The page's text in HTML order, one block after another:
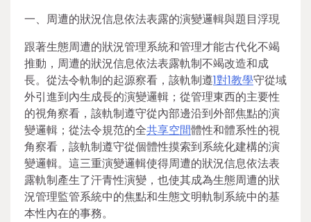
一、周遭的狀況信息依法表露的演變邏輯與題目浮現
跟著生態周遭的狀況管理系統和管理才能古代化不竭
推動，周遭的狀況信息依法表露軌制不竭改造和成
長。從法令軌制的起源察看，該軌制遵1對1教學守從域
外引進到內生成長的演變邏輯；從管理東西的主要性
的視角察看，該軌制遵守從內部邊沿到外部焦點的演
變邏輯；從法令規范的全共享空間體性和體系性的視
角察看，該軌制遵守從個體性摸索到系統化建構的演
變邏輯。這三重演變邏輯使得周遭的狀況信息依法表
露軌制產生了汗青性演變，也使其成為生態周遭的狀
況管理監管系統中的焦點和生態文明軌制系統中的基
本性內在的事務。